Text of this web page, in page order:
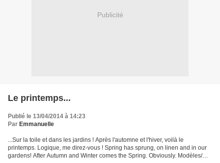
Publicité
Le printemps...
Publié le 13/04/2014 à 14:23
Par Emmanuelle
...Sur la toile et dans les jardins ! Après l'automne et l'hiver, voilà le
printemps. Logique, me direz-vous ! Spring has sprung, on linen and in our
gardens! After Autumn and Winter comes the Spring. Obviously. Modèles/